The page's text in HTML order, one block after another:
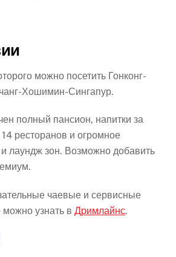
можно посетить Гонконг-
Хошимин-Сингапур.
полный пансион, напитки за
ресторанов и огромное
лаундж зон. Возможно добавить
чаевые и сервисные
узнать вДримлайнс.